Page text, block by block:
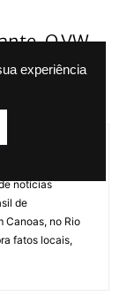
experiência
O VW
notícias
de
Canoas, no Rio
fatos locais,